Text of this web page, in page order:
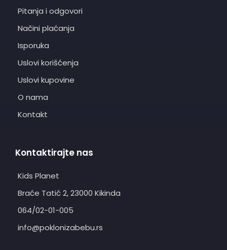
Pitanja i odgovori
Načini plaćanja
Isporuka
Uslovi korišćenja
Uslovi kupovine
O nama
Kontakt
Kontaktirajte nas
Kids Planet
Braće Tatić 2, 23000 Kikinda
064/02-01-005
info@poklonizabebu.rs